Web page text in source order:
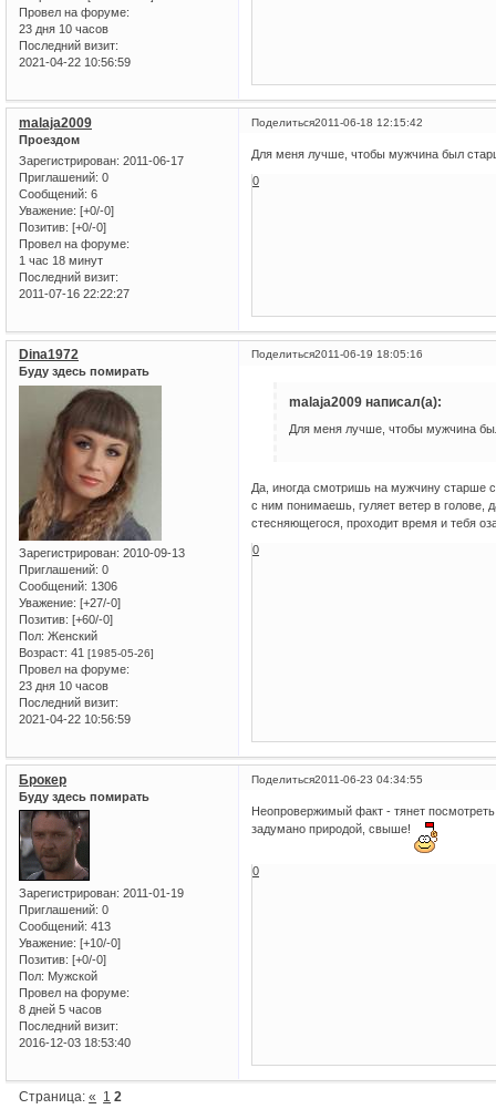
Провел на форуме:
23 дня 10 часов
Последний визит:
2021-04-22 10:56:59
Поделиться2011-06-18 12:15:42
malaja2009
Проездом
Зарегистрирован: 2011-06-17
Приглашений: 0
Сообщений: 6
Уважение: [+0/-0]
Позитив: [+0/-0]
Провел на форуме:
1 час 18 минут
Последний визит:
2011-07-16 22:22:27
Для меня лучше, чтобы мужчина был
0
Поделиться2011-06-19 18:05:16
Dina1972
Буду здесь помирать
Зарегистрирован: 2010-09-13
Приглашений: 0
Сообщений: 1306
Уважение: [+27/-0]
Позитив: [+60/-0]
Пол: Женский
Возраст: 41 [1985-05-26]
Провел на форуме:
23 дня 10 часов
Последний визит:
2021-04-22 10:56:59
malaja2009 написал(а):
Для меня лучше, чтобы мужчина
Да, иногда смотришь на мужчину старше
с ним понимаешь, гуляет ветер в голове,
стесняющегося, проходит время и тебя
0
Поделиться2011-06-23 04:34:55
Брокер
Буду здесь помирать
Зарегистрирован: 2011-01-19
Приглашений: 0
Сообщений: 413
Уважение: [+10/-0]
Позитив: [+0/-0]
Пол: Мужской
Провел на форуме:
8 дней 5 часов
Последний визит:
2016-12-03 18:53:40
Неопровержимый факт - тянет
задумано природой, свыше!
0
Страница:« 1 2